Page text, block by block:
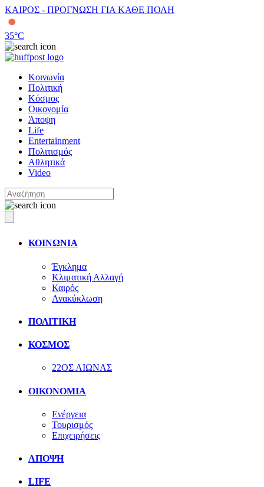
ΚΑΙΡΟΣ - ΠΡΟΓΝΩΣΗ ΓΙΑ ΚΑΘΕ ΠΟΛΗ
35°C
Κοινωνία
Πολιτική
Κόσμος
Οικονομία
Άποψη
Life
Entertainment
Πολιτισμός
Αθλητικά
Video
ΚΟΙΝΩΝΙΑ
Έγκλημα
Κλιματική Αλλαγή
Καιρός
Ανακύκλωση
ΠΟΛΙΤΙΚΗ
ΚΟΣΜΟΣ
22ΟΣ ΑΙΩΝΑΣ
ΟΙΚΟΝΟΜΙΑ
Ενέργεια
Τουρισμός
Επιχειρήσεις
ΑΠΟΨΗ
LIFE